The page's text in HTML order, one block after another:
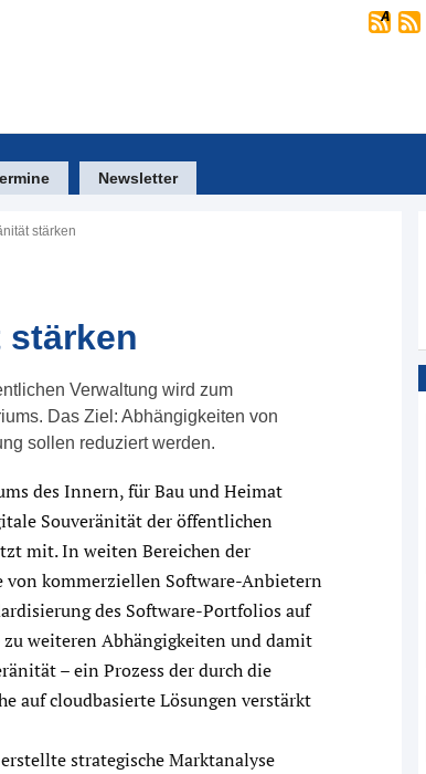
Newsletter
stärken
stärken
Verwaltung wird zum
Das Ziel: Abhängigkeiten von
sollen reduziert werden.
des Innern, für Bau und Heimat
Souveränität der öffentlichen
mit. In weiten Bereichen der
von kommerziellen Software-Anbietern
des Software-Portfolios auf
weiteren Abhängigkeiten und damit
– ein Prozess der durch die
auf cloudbasierte Lösungen verstärkt
strategische Marktanalyse